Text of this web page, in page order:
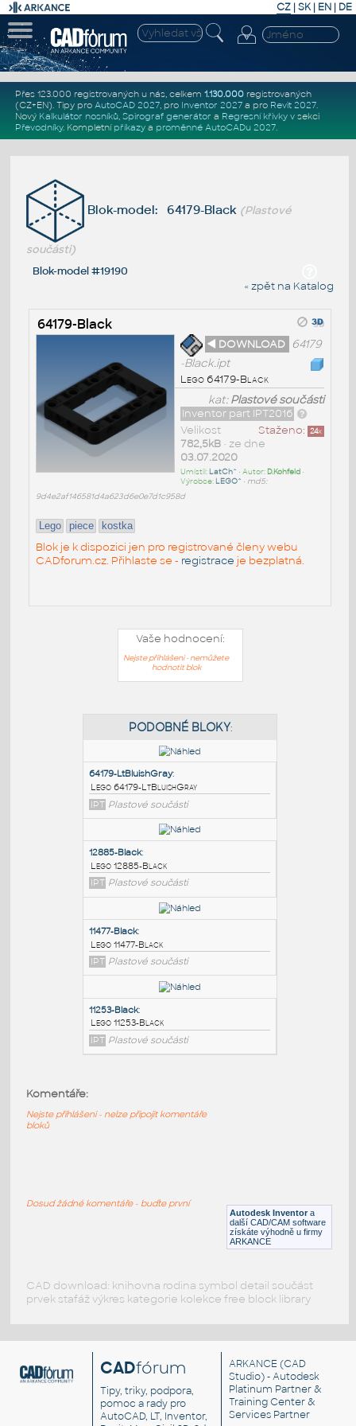
CZ | SK| EN | DE
Přes 123.000 registrovaných u nás, celkem 1.130.000registrovaných
(CZ+EN). Tipy pro AutoCAD 2027, pro Inventor 2027a pro Revit 2027.
Nový Kalkulátor nosníků, Spirograf generátor a Regresní křivkyv sekci
Převodníky. Kompletní příkazya proměnné AutoCADu 2027.
Blok-model: 64179-Black (Plastové
součásti)
Blok-model #19190
« zpět na Katalog
64179-Black
◄ DOWNLOAD
64179
-Black.ipt
Lego 64179-Black
kat:Plastové součásti
Inventor part IPT2016
Staženo: 24x
Velikost
782,5kB• ze dne
03.07.2020
Umístil: LatCh^ • Autor: D.Kohfeld•
Výrobce: LEGO^ • md5:
9d4e2af146581d4a623d6e0e7d1c958d
Lego piece kostka
Blok je k dispozici jen pro registrované členy webu
CADforum.cz. Přihlaste se - registrace je bezplatná.
Vaše hodnocení:
Nejste přihlášeni - nemůžete
hodnotit blok
64179-LtBluishGray
Lego 64179-LtBluishGray
IPT Plastové součásti
12885-Black:
Lego 12885-Black
IPT Plastové součásti
Lego 11477-Black
Lego 11253-Black
Autodesk Inventor a
další CAD/CAM software
získáte výhodně u firmy
ARKANCE
Komentáře:
Nejste přihlášeni - nelze připojit komentáře
bloků
Dosud žádné komentáře - buďte první
CAD download: knihovna rodina symbol detail součást
prvek stafáž výkres kategorie kolekce free block library
CADfórum
Tipy, triky, podpora,
pomoc a rady pro
AutoCAD, LT, Inventor,
ARKANCE (CAD
Studio) - Autodesk
Platinum Partner &
Training Center &
Services Partner